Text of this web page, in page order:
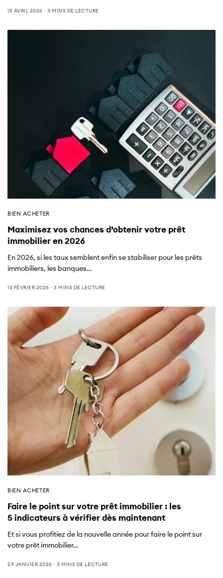
15 AVRIL 2026 3 MINS DE LECTURE
BIEN ACHETER
Maximisez vos chances d’obtenir votre prêt
immobilier en 2026
En 2026, si les taux semblent enfin se stabiliser pour les prêts
immobiliers, les banques…
10 FÉVRIER 2026 3 MINS DE LECTURE
BIEN ACHETER
Faire le point sur votre prêt immobilier : les
5 indicateurs à vérifier dès maintenant
Et si vous profitiez de la nouvelle année pour faire le point sur
votre prêt immobilier…
29 JANVIER 2026 3 MINS DE LECTURE